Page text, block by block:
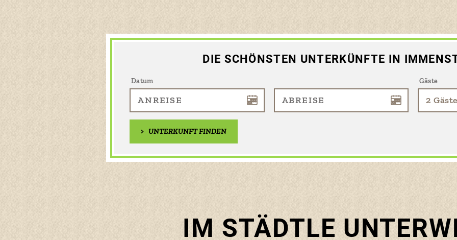
DIE SCHÖNSTEN UNTERKÜNFTE IN
Datum Gäste
> UNTERKUNFT FINDEN
IM STÄDTLE